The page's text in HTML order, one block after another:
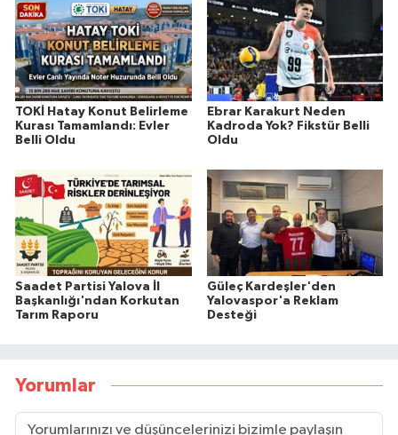
TOKİ Hatay Konut Belirleme
Kurası Tamamlandı: Evler
Belli Oldu
Ebrar Karakurt Neden
Kadroda Yok? Fikstür Belli
Oldu
Saadet Partisi Yalova İl
Başkanlığı'ndan Korkutan
Tarım Raporu
Güleç Kardeşler'den
Yalovaspor'a Reklam
Desteği
Yorumlar